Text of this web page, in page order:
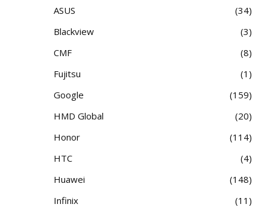
ASUS
34
Blackview
3
CMF
8
Fujitsu
1
Google
159
HMD Global
20
Honor
114
HTC
4
Huawei
148
Infinix
11